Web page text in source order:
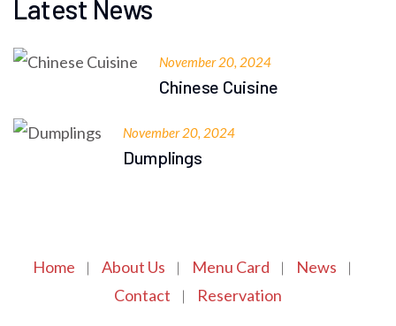
Latest News
November 20, 2024
Chinese Cuisine
November 20, 2024
Dumplings
Home About Us Menu Card
News
Contact
Reservation